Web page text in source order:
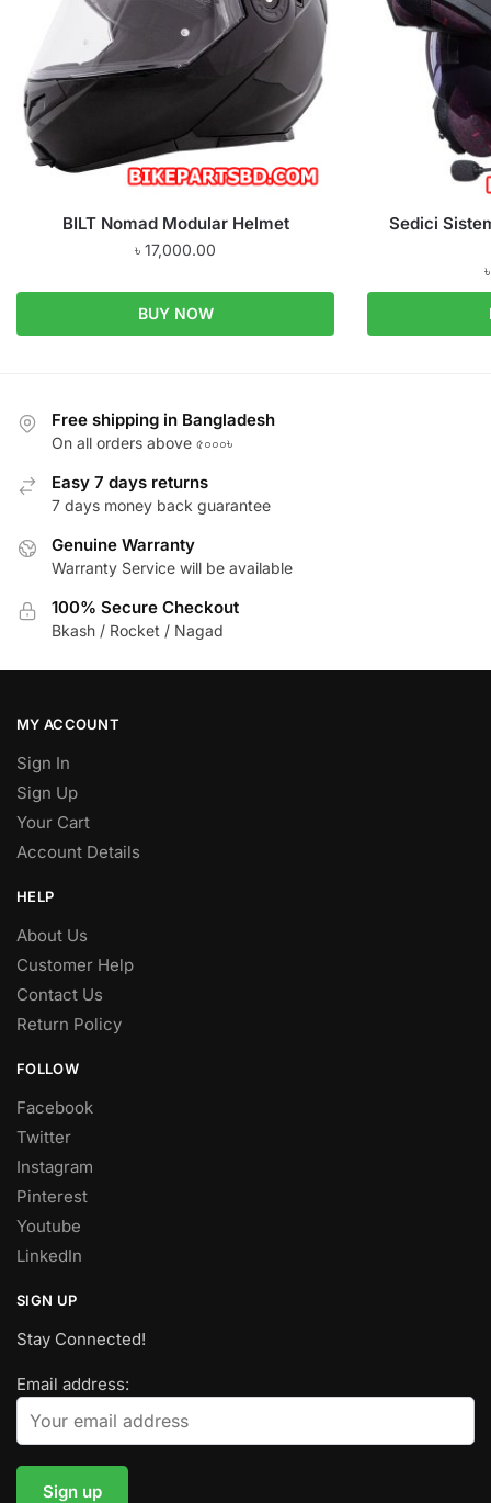
BILT Nomad Modular Helmet
৳ 17,000.00
BUY NOW
Sedici
Free shipping in Bangladesh
On all orders above ৫০০০৳
Easy 7 days returns
7 days money back guarantee
Genuine Warranty
Warranty Service will be available
100% Secure Checkout
Bkash / Rocket / Nagad
MY ACCOUNT
Sign In
Sign Up
Your Cart
Account Details
HELP
About Us
Customer Help
Contact Us
Return Policy
FOLLOW
Facebook
Twitter
Instagram
Pinterest
Youtube
LinkedIn
SIGN UP
Stay Connected!
Email address: